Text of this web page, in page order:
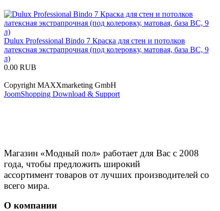
Dulux Professional Bindo 7 Краска для стен и потолков
латексная экстрапрочная (под колеровку, матовая, база BC, 9
л)
0.00 RUB
Copyright MAXXmarketing GmbH
JoomShopping Download & Support
Магазин «Модный пол» работает для Вас с 2008
года, чтобы предложить широкий
ассортимент товаров от лучших производителей со
всего мира.
О компании